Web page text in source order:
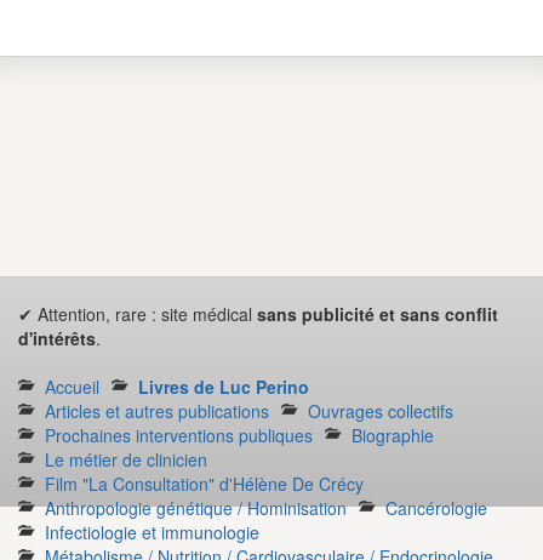
✔ Attention, rare : site médical sans publicité et sans conflit
d'intérêts.
Accueil
Livres de Luc Perino
Articles et autres publications
Ouvrages collectifs
Prochaines interventions publiques
Biographie
Le métier de clinicien
Film "La Consultation" d'Hélène De Crécy
Anthropologie génétique / Hominisation
Cancérologie
Infectiologie et immunologie